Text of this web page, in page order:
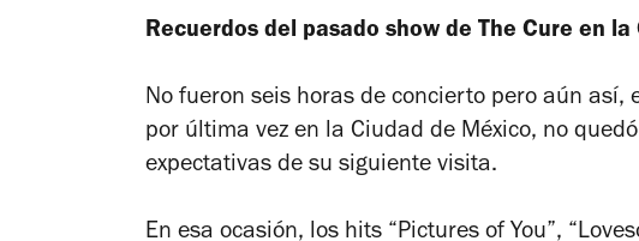
Recuerdos del pasado show de The Cure en la
No fueron seis horas de concierto pero aún así,
por última vez en la Ciudad de México, no
expectativas de su siguiente visita.
En esa ocasión, los hits “Pictures of You”,